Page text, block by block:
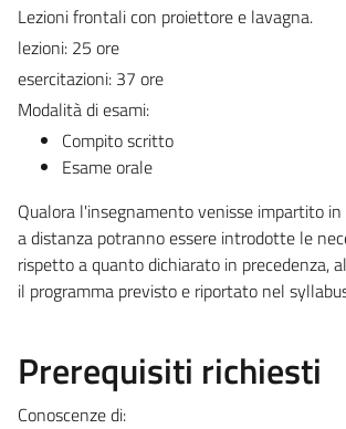
Lezioni frontali con proiettore e lavagna.
lezioni: 25 ore
esercitazioni: 37 ore
Modalità di esami:
Compito scritto
Esame orale
Qualora l'insegnamento venisse impartito
a distanza potranno essere introdotte le
rispetto a quanto dichiarato in precedenza,
il programma previsto e riportato nel
Prerequisiti richiesti
Conoscenze di: